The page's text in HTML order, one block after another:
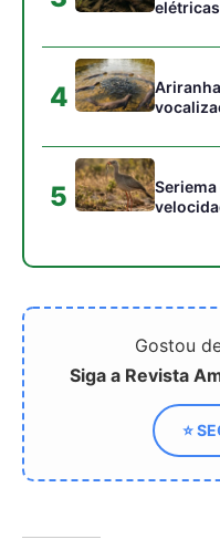
Siga a Revista
Relacionado
A disponibilidade de CO2
no mundo para 1,5°C, é
menor do que se pensava